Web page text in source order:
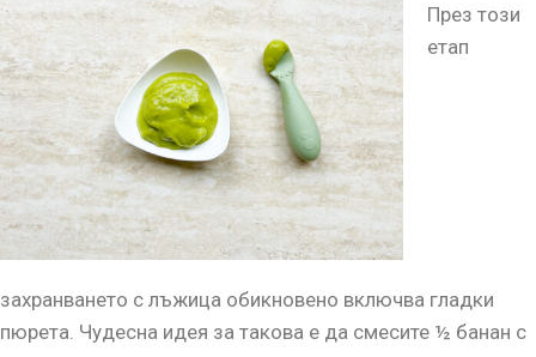
През този
етап
захранването с лъжица обикновено включва гладки
пюрета. Чудесна идея за такова е да смесите ½ банан с